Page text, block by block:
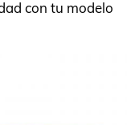
con tu modelo